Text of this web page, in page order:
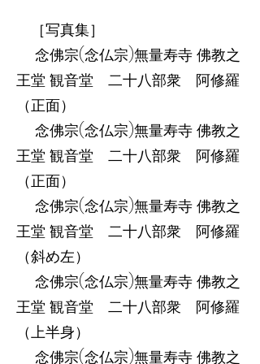
［写真集］
念佛宗(念仏宗)無量寿寺 佛教之
王堂 観音堂 二十八部衆 阿修羅
（正面）
念佛宗(念仏宗)無量寿寺 佛教之
王堂 観音堂 二十八部衆 阿修羅
（正面）
念佛宗(念仏宗)無量寿寺 佛教之
王堂 観音堂 二十八部衆 阿修羅
（斜め左）
念佛宗(念仏宗)無量寿寺 佛教之
王堂 観音堂 二十八部衆 阿修羅
（上半身）
念佛宗(念仏宗)無量寿寺 佛教之